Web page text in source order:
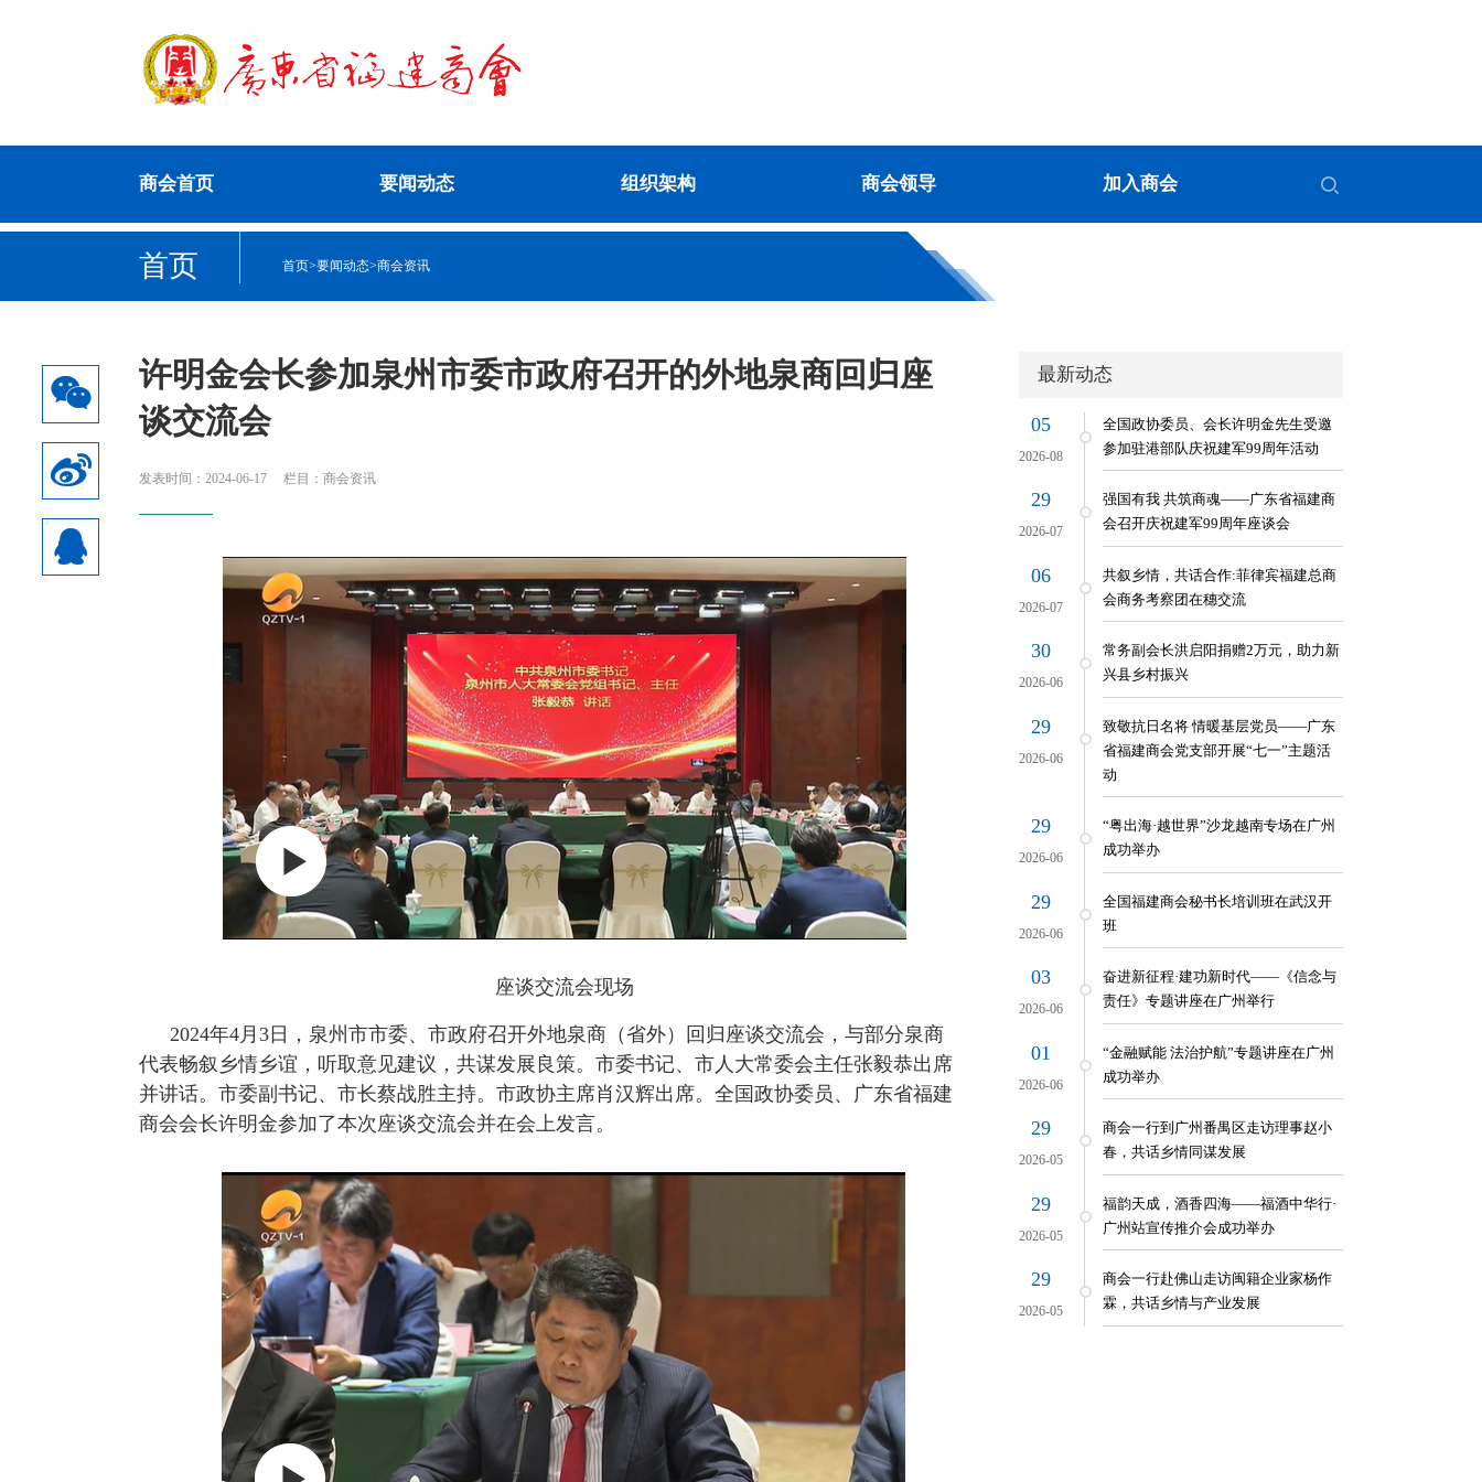
热门资讯：
“千年粤闽 味融非遗”美食文化节在广州开幕
副会长陈茂尊
执行会长徐丽萍带队走访企业，共话合作发展新篇
轮值会长郑炘茹带队走访团体会员单位和副会长企业
广东省福建商会党支部和广东省福建三明商会党支部召开2024年度组织生活会
秘书长朱东炫带队赴云浮对接百千万工程并走访云浮市福建商会
商会首页 要闻动态 组织架构 商会领导 加入商会
首页 首页>要闻动态>商会资讯
许明金会长参加泉州市委市政府召开的外地泉商回归座
谈交流会
发表时间：2024-06-17 栏目：商会资讯
座谈交流会现场
2024年4月3日，泉州市市委、市政府召开外地泉商（省外）回归座谈交流会，与部分泉商
代表畅叙乡情乡谊，听取意见建议，共谋发展良策。市委书记、市人大常委会主任张毅恭出席
并讲话。市委副书记、市长蔡战胜主持。市政协主席肖汉辉出席。全国政协委员、广东省福建
商会会长许明金参加了本次座谈交流会并在会上发言。
最新动态
05
2026-08
全国政协委员、会长许明金先生受邀
参加驻港部队庆祝建军99周年活动
29
2026-07
强国有我 共筑商魂——广东省福建商
会召开庆祝建军99周年座谈会
06
2026-07
共叙乡情，共话合作:菲律宾福建总商
会商务考察团在穗交流
30
2026-06
常务副会长洪启阳捐赠2万元，助力新
兴县乡村振兴
29
2026-06
致敬抗日名将 情暖基层党员——广东
省福建商会党支部开展“七一”主题活
动
29
2026-06
“粤出海·越世界”沙龙越南专场在广州
成功举办
29
2026-06
全国福建商会秘书长培训班在武汉开
班
03
2026-06
奋进新征程·建功新时代——《信念与
责任》专题讲座在广州举行
01
2026-06
“金融赋能 法治护航”专题讲座在广州
成功举办
29
2026-05
商会一行到广州番禺区走访理事赵小
春，共话乡情同谋发展
29
2026-05
福韵天成，酒香四海——福酒中华行·
广州站宣传推介会成功举办
29
2026-05
商会一行赴佛山走访闽籍企业家杨作
霖，共话乡情与产业发展